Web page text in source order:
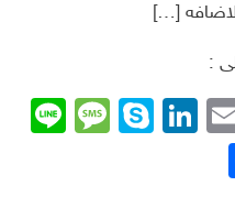
[…]
:
Email
LinkedIn
Skype